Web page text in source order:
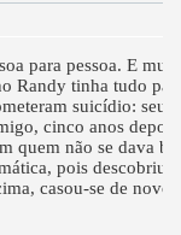
para pessoa. E
Randy tinha tudo
suicídio: seu
cinco anos
quem não se dava
pois descobriu
casou-se de novo,